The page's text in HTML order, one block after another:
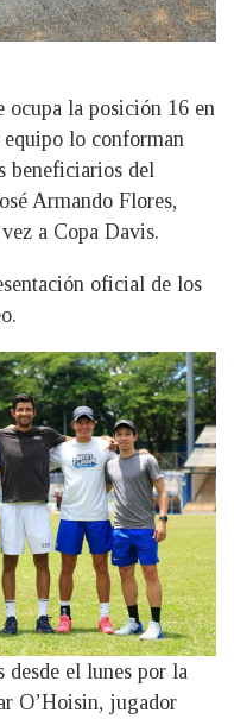
ocupa la posición 16 en
lo conforman
beneficiarios del
Armando Flores,
a Copa Davis.
oficial de los
desde el lunes por la
O’Hoisin, jugador